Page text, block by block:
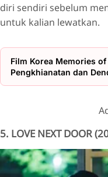
diri sendiri sebelum
untuk kalian lewatkan.
Film Korea Memories
Pengkhianatan dan
5. LOVE NEXT DOOR